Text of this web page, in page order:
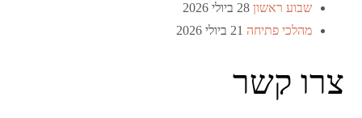
שבוע ראשון 28 ביולי 2026
מהלכי פתיחה 21 ביולי 2026
צרו קשר